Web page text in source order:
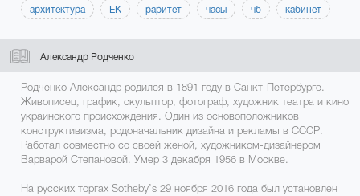
архитектура ЕК раритет часы чб кабинет
Александр Родченко
Родченко Александр родился в 1891 году в Санкт-Петербурге.
Живописец, график, скульптор, фотограф, художник театра и кино
украинского происхождения. Один из основоположников
конструктивизма, родоначальник дизайна и рекламы в СССР.
Работал совместно со своей женой, художником-дизайнером
Варварой Степановой. Умер 3 декабря 1956 в Москве.
На русских торгах Sotheby’s 29 ноября 2016 года был установлен